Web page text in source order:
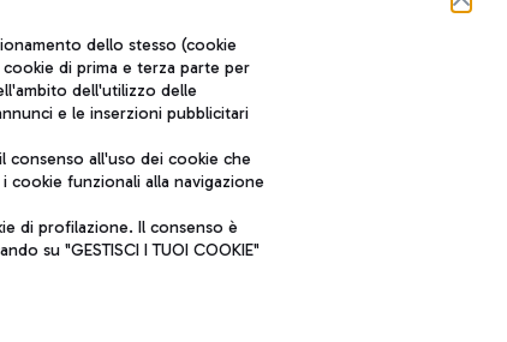
Roma FCO
L'aeroporto stellato
SOSTENIBILITÀ INNOVAZIONE
dello stesso (cookie
di prima e terza parte per
dell'utilizzo delle
e le inserzioni pubblicitari
consenso all'uso dei cookie che
cookie funzionali alla navigazione
di profilazione. Il consenso è
su "GESTISCI I TUOI COOKIE"